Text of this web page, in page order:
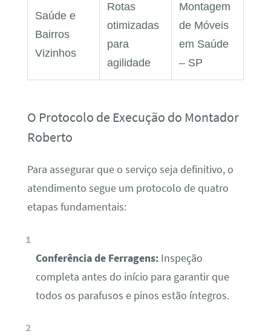
Saúde e
Bairros
Vizinhos
Rotas
otimizadas
para
agilidade
Montagem
de Móveis
em Saúde
– SP
O Protocolo de Execução do Montador
Roberto
Para assegurar que o serviço seja definitivo, o
atendimento segue um protocolo de quatro
etapas fundamentais:
Conferência de Ferragens:Inspeção
completa antes do início para garantir que
todos os parafusos e pinos estão íntegros.